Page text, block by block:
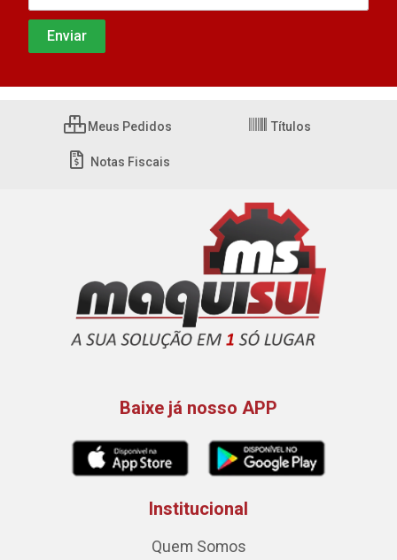
Meus Pedidos Títulos
Notas Fiscais
Baixe já nosso APP
Institucional
Quem Somos